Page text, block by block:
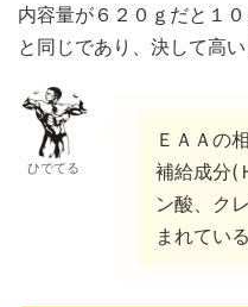
内容量が６２０ｇだと１
と同じであり、決して高
ひでてる
ＥＡＡの
補給成分(
ン酸、ク
まれてい